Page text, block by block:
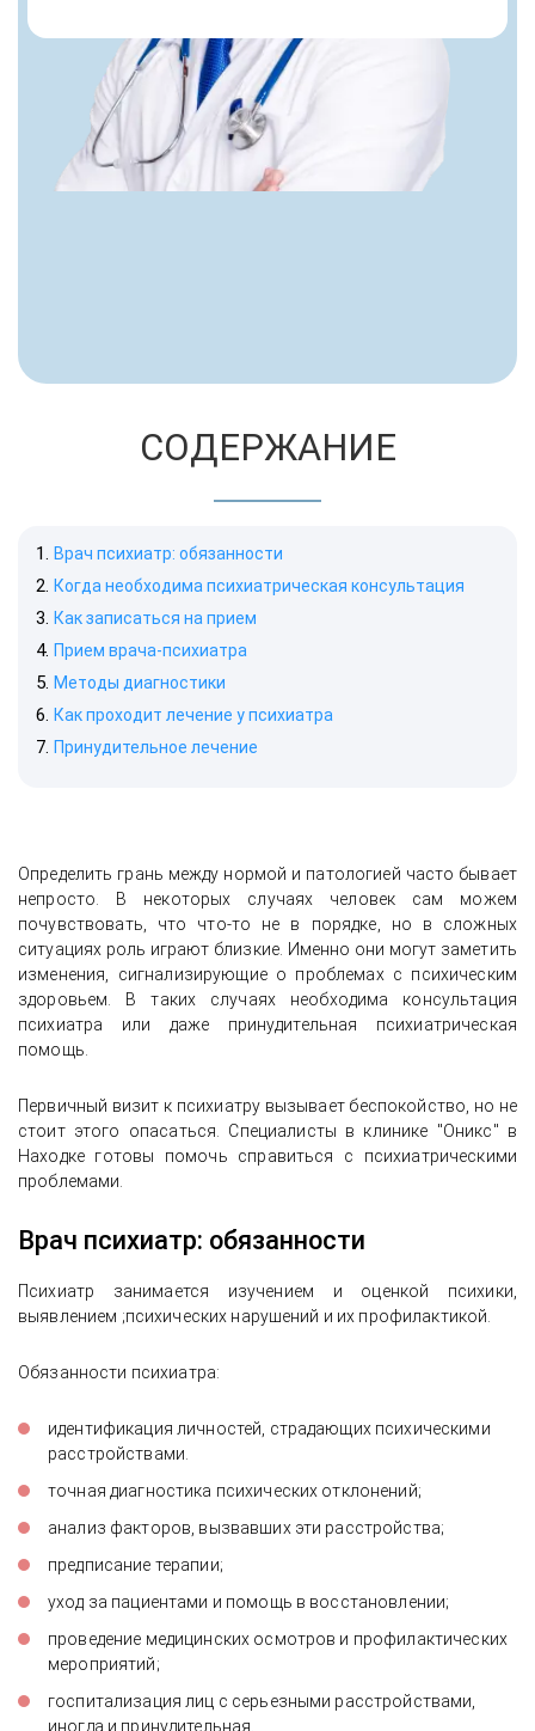
Пациент делится впечатлениями после
курса реабилитации и отмечает
комфортные условия лечения
алкоголизма с сохранением
анонимности и социальной жизни
Отзыв об экстренной помощи при
алкогольном отравлении и постановке
капельницы
СОДЕРЖАНИЕ
Врач психиатр: обязанности
Когда необходима психиатрическая консультация
Как записаться на прием
Прием врача-психиатра
Методы диагностики
Как проходит лечение у психиатра
Принудительное лечение
Определить грань между нормой и патологией часто бывает
непросто. В некоторых случаях человек сам можем
почувствовать, что что-то не в порядке, но в сложных
ситуациях роль играют близкие. Именно они могут заметить
изменения, сигнализирующие о проблемах с психическим
здоровьем. В таких случаях необходима консультация
психиатра или даже принудительная психиатрическая
помощь.
Первичный визит к психиатру вызывает беспокойство, но не
стоит этого опасаться. Специалисты в клинике "Оникс" в
Находке готовы помочь справиться с психиатрическими
проблемами.
Врач психиатр: обязанности
Психиатр занимается изучением и оценкой психики,
выявлением ;психических нарушений и их профилактикой.
Обязанности психиатра:
идентификация личностей, страдающих психическими
расстройствами.
точная диагностика психических отклонений;
анализ факторов, вызвавших эти расстройства;
предписание терапии;
уход за пациентами и помощь в восстановлении;
проведение медицинских осмотров и профилактических
мероприятий;
госпитализация лиц с серьезными расстройствами,
иногда и принудительная.